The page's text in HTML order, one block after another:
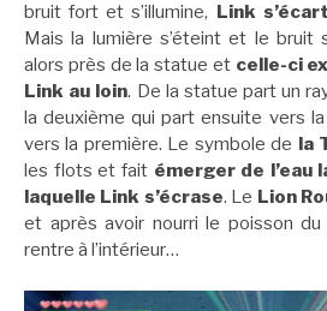
bruit fort et s’illumine,
Link
Mais la lumière s’éteint et le bruit
alors près de la statue et celle-ci
Link au loin. De la statue part un
la deuxième qui part ensuite vers
vers la première. Le symbole de
la
les flots et fait émerger de l’eau
laquelle Link s’écrase. Le Lion
et après avoir nourri le poisson
rentre à l’intérieur…